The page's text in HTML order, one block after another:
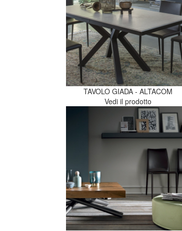
TAVOLO GIADA - ALTACOM
Vedi il prodotto